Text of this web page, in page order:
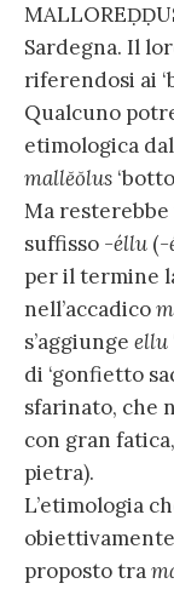
Sardegna. Il
riferendosi ai
Qualcuno
etimologica
mallĕŏlus
Ma resterebbe
suffisso -éllu (-
per il termine
nell’accadico
s’aggiunge ellu
di ‘gonfietto
sfarinato, che
con gran
pietra).
L’etimologia
proposto tra